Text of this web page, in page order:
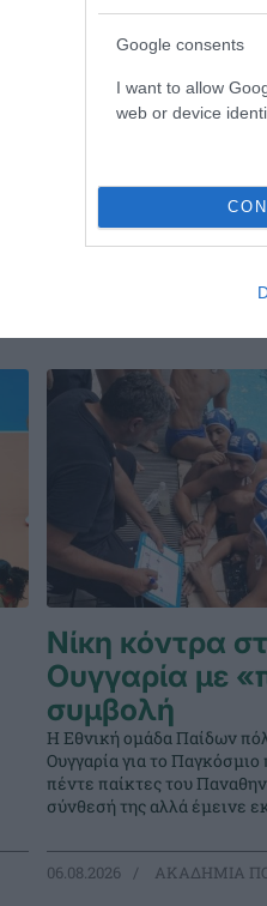
Google consents
I want to allow
web or device
αγωνιστική τους
ακαδημίες βόλεϊ του
ΑΚΑΔΗΜΙΑ
Νίκη κόντρα
Ουγγαρία με
συμβολή
Η Εθνική ομάδα Παίδων
Ουγγαρία για το
πέντε παίκτες του
σύνθεσή της αλλά έμεινε
06.08.2026 ΑΚΑΔΗΜΙΑ